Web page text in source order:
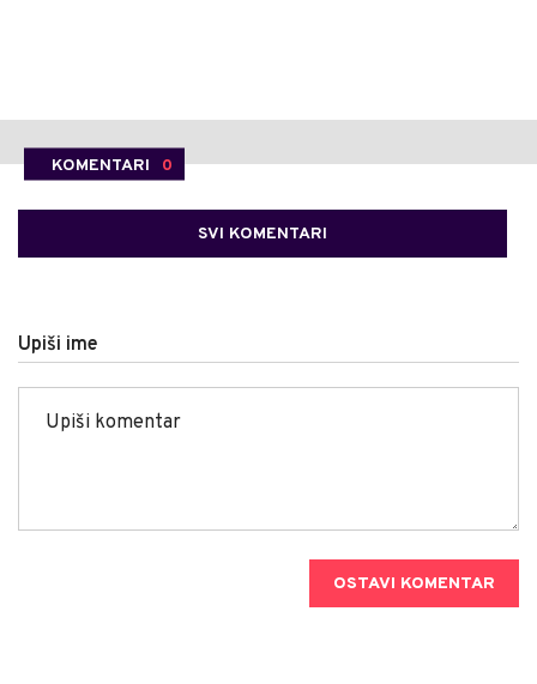
KOMENTARI 0
SVI KOMENTARI
Upiši ime
OSTAVI KOMENTAR